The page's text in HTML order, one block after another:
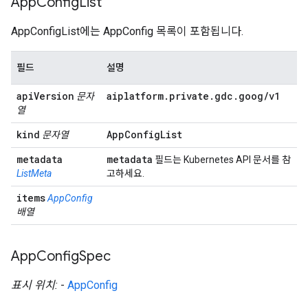
AppConfigList에는 AppConfig 목록이 포함됩니다.
필드 설명
apiVersion 문자
열
aiplatform. private . gdc . goog/v1
kind 문자열 AppConfigList
metadata
ListMeta
metadata 필드는 Kubernetes API 문서를 참
고하세요.
itemsAppConfig
배열
AppConfigSpec
표시 위치: - AppConfig